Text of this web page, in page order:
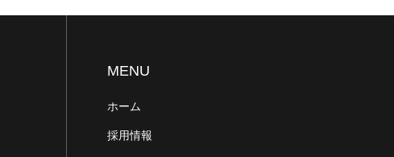
MENU
ホーム
採用情報